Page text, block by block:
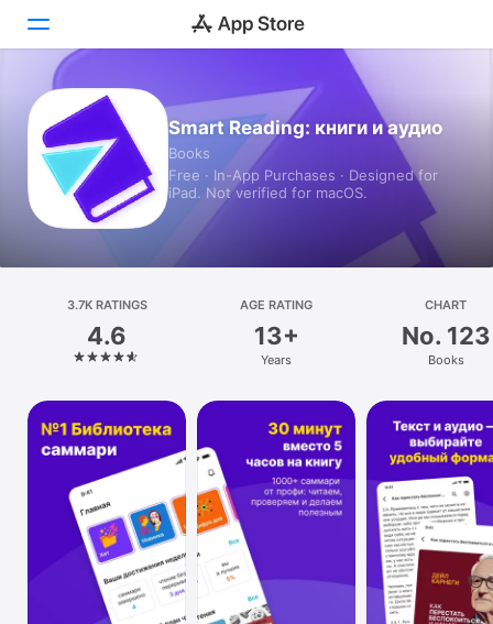
Today
Games
Apps
Platform
iPhone
iPad
Mac
Smart Reading: книги и аудио
Books
Free · In-App Purchases · Designed for
iPad. Not verified for macOS.
3.7K RATINGS
4.6
AGE RATING
13+
Years
CHART
No. 123
Books